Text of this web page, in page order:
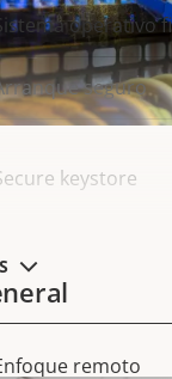
operativo
seguro
keystore
remoto